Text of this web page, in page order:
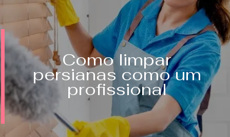
Como limpar
persianas como um
profissional